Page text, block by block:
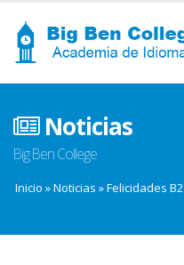
Noticias
Big Ben College
Inicio »Noticias »Felicidades B2